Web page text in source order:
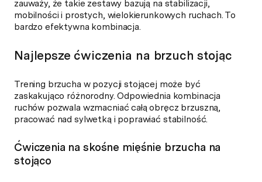
zauważy, że takie zestawy bazują na stabilizacji,
mobilności i prostych, wielokierunkowych ruchach. To
bardzo efektywna kombinacja.
Najlepsze ćwiczenia na brzuch stojąc
Trening brzucha w pozycji stojącej może być
zaskakująco różnorodny. Odpowiednia kombinacja
ruchów pozwala wzmacniać całą obręcz brzuszną,
pracować nad sylwetką i poprawiać stabilność.
Ćwiczenia na skośne mięśnie brzucha na
stojąco